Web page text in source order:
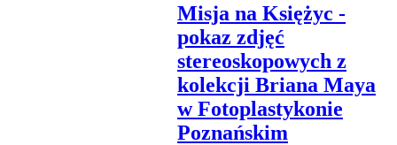
Misja na Księżyc -
pokaz zdjęć
stereoskopowych z
kolekcji Briana Maya
w Fotoplastykonie
Poznańskim